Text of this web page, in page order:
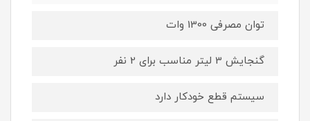
توان مصرفی 1300 وات
گنجایش 3 لیتر مناسب برای 2 نفر
سیستم قطع خودکار دارد